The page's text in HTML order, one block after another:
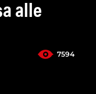
alle
7594